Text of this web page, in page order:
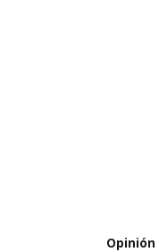
Opinión